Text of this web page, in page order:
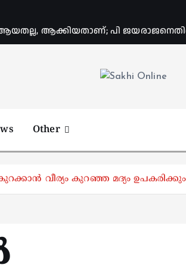
ആക്കിയതാണ്; പി
Other
വീര്യം കുറഞ്ഞ മദ്യം